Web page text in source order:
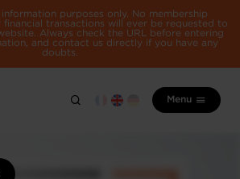
purposes only. No membership
financial transactions will ever be requested to
Always check the URL before entering
and contact us directly if you have any
doubts.
Menu